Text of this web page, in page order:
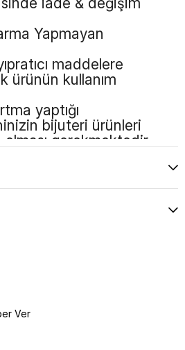
Yapmayan
maddelere
ürünün kullanım
yaptığı
bijuteri ürünleri
gerekmektedir.
Ver